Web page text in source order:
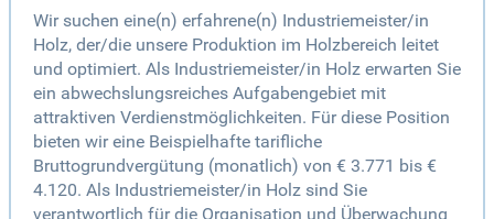
Wir suchen eine(n) erfahrene(n) Industriemeister/in
Holz, der/die unsere Produktion im Holzbereich leitet
und optimiert. Als Industriemeister/in Holz erwarten Sie
ein abwechslungsreiches Aufgabengebiet mit
attraktiven Verdienstmöglichkeiten. Für diese Position
bieten wir eine Beispielhafte tarifliche
Bruttogrundvergütung (monatlich) von € 3.771 bis €
4.120. Als Industriemeister/in Holz sind Sie
verantwortlich für die Organisation und Überwachung